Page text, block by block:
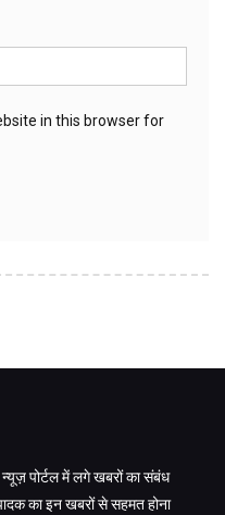
in this browser for
पोर्टल में लगे खबरों का संबंध
का इन खबरों से सहमत होना